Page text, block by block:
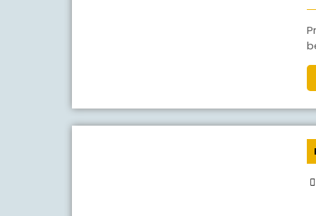
Praktek siswa dalam mapel Ketrampilan dengan